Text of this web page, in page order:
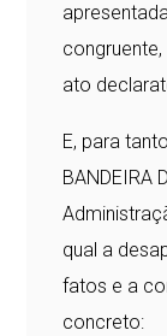
ato
E, para
BANDEIRA
qual a
fatos e a
concreto: